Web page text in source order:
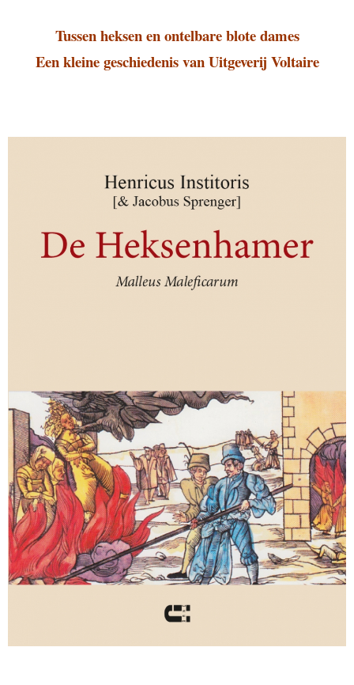
Tussen heksen en ontelbare blote dames
Een kleine geschiedenis van Uitgeverij Voltaire